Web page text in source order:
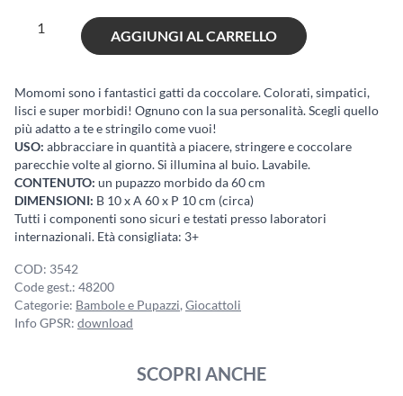
Momomi
quantità
AGGIUNGI AL CARRELLO
Momomi sono i fantastici gatti da coccolare. Colorati, simpatici,
lisci e super morbidi! Ognuno con la sua personalità. Scegli quello
più adatto a te e stringilo come vuoi!
USO: abbracciare in quantità a piacere, stringere e coccolare
parecchie volte al giorno. Si illumina al buio. Lavabile.
CONTENUTO: un pupazzo morbido da 60 cm
DIMENSIONI: B 10 x A 60 x P 10 cm (circa)
Tutti i componenti sono sicuri e testati presso laboratori
internazionali. Età consigliata: 3+
COD: 3542
Code gest.: 48200
Categorie: Bambole e Pupazzi, Giocattoli
Info GPSR: download
SCOPRI ANCHE